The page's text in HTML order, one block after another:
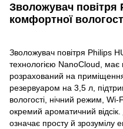
Зволожувач повітря
комфортної
Зволожувач повітря Philips
технологією NanoCloud, має
розрахований на
резервуаром на 3,5 л,
вологості, нічний режим,
окремий ароматичний
означає просту й зрозумілу